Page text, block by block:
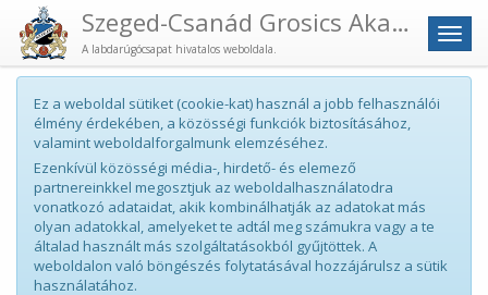
Menü
Szeged-Csanád Grosics Akadémia
A labdarúgócsapat hivatalos weboldala.
Ez a weboldal sütiket (cookie-kat) használ a jobb felhasználói
élmény érdekében, a közösségi funkciók biztosításához,
valamint weboldalforgalmunk elemzéséhez.
Ezenkívül közösségi média-, hirdető- és elemező
partnereinkkel megosztjuk az weboldalhasználatodra
vonatkozó adataidat, akik kombinálhatják az adatokat más
olyan adatokkal, amelyeket te adtál meg számukra vagy a te
általad használt más szolgáltatásokból gyűjtöttek. A
weboldalon való böngészés folytatásával hozzájárulsz a sütik
használatához.